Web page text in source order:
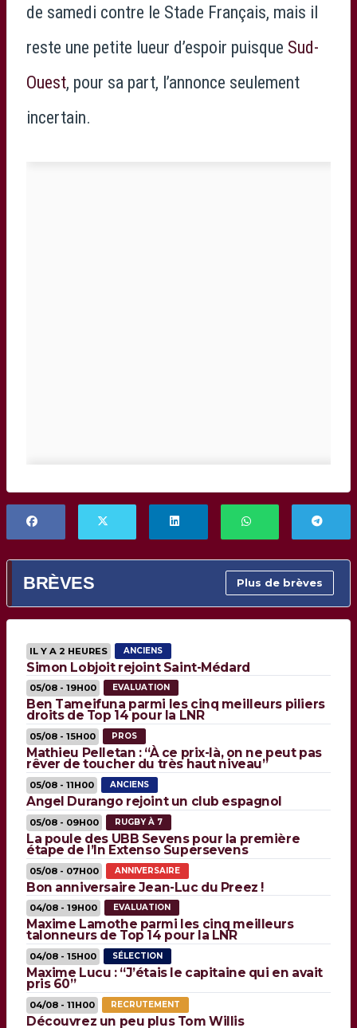
de samedi contre le Stade Français, mais il
reste une petite lueur d’espoir puisque Sud-
Ouest, pour sa part, l’annonce seulement
incertain.
BRÈVES Plus de brèves
IL Y A 2 HEURES ANCIENS
Simon Lobjoit rejoint Saint-Médard
05/08 - 19H00 EVALUATION
Ben Tameifuna parmi les cinq meilleurs piliers
droits de Top 14 pour la LNR
05/08 - 15H00 PROS
Mathieu Pelletan : “À ce prix-là, on ne peut pas
rêver de toucher du très haut niveau”
05/08 - 11H00 ANCIENS
Angel Durango rejoint un club espagnol
05/08 - 09H00 RUGBY À 7
La poule des UBB Sevens pour la première
étape de l’In Extenso Supersevens
05/08 - 07H00 ANNIVERSAIRE
Bon anniversaire Jean-Luc du Preez !
04/08 - 19H00 EVALUATION
Maxime Lamothe parmi les cinq meilleurs
talonneurs de Top 14 pour la LNR
04/08 - 15H00 SÉLECTION
Maxime Lucu : “J’étais le capitaine qui en avait
pris 60”
04/08 - 11H00 RECRUTEMENT
Découvrez un peu plus Tom Willis